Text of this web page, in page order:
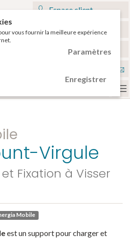
pour voir vos accessoires
Espace client
Mon panier
Français
Virgule
Fixation à Visser
Mobile
est un support pour charger et
vous fournir la meilleure expérience
Paramètres
Enregistrer